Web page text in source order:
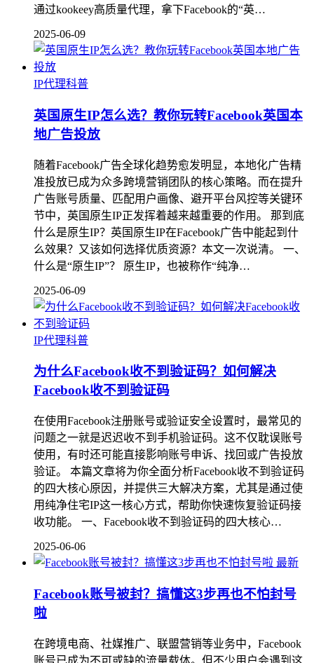
通过kookeey高质量代理，拿下Facebook的“英…
2025-06-09
IP代理科普
英国原生IP怎么选？教你玩转Facebook英国本
地广告投放
随着Facebook广告全球化趋势愈发明显，本地化广告精
准投放已成为众多跨境营销团队的核心策略。而在提升
广告账号质量、匹配用户画像、避开平台风控等关键环
节中，英国原生IP正发挥着越来越重要的作用。 那到底
什么是原生IP？英国原生IP在Facebook广告中能起到什
么效果？又该如何选择优质资源？本文一次说清。 一、
什么是“原生IP”？ 原生IP，也被称作“纯净…
2025-06-09
IP代理科普
为什么Facebook收不到验证码？如何解决
Facebook收不到验证码
在使用Facebook注册账号或验证安全设置时，最常见的
问题之一就是迟迟收不到手机验证码。这不仅耽误账号
使用，有时还可能直接影响账号申诉、找回或广告投放
验证。 本篇文章将为你全面分析Facebook收不到验证码
的四大核心原因，并提供三大解决方案，尤其是通过使
用纯净住宅IP这一核心方式，帮助你快速恢复验证码接
收功能。 一、Facebook收不到验证码的四大核心…
2025-06-06
最新
Facebook账号被封？搞懂这3步再也不怕封号
啦
在跨境电商、社媒推广、联盟营销等业务中，Facebook
账号已成为不可或缺的流量载体。但不少用户会遇到这